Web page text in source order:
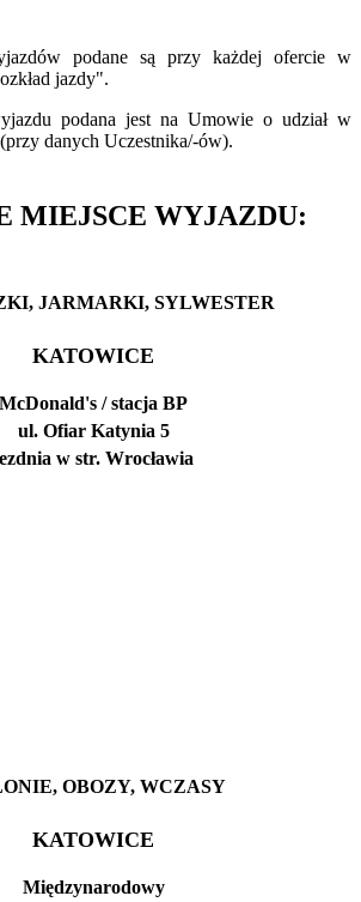
podane są przy każdej ofercie w
jazdy".
podana jest na Umowie o udział w
danych Uczestnika/-ów).
MIEJSCE WYJAZDU:
JARMARKI, SYLWESTER
KATOWICE
McDonald's / stacja BP
ul. Ofiar Katynia 5
w str. Wrocławia
OBOZY, WCZASY
KATOWICE
Międzynarodowy